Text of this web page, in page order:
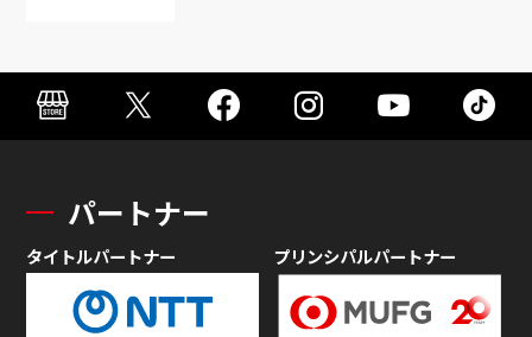
パートナー
タイトルパートナー プリンシパルパートナー